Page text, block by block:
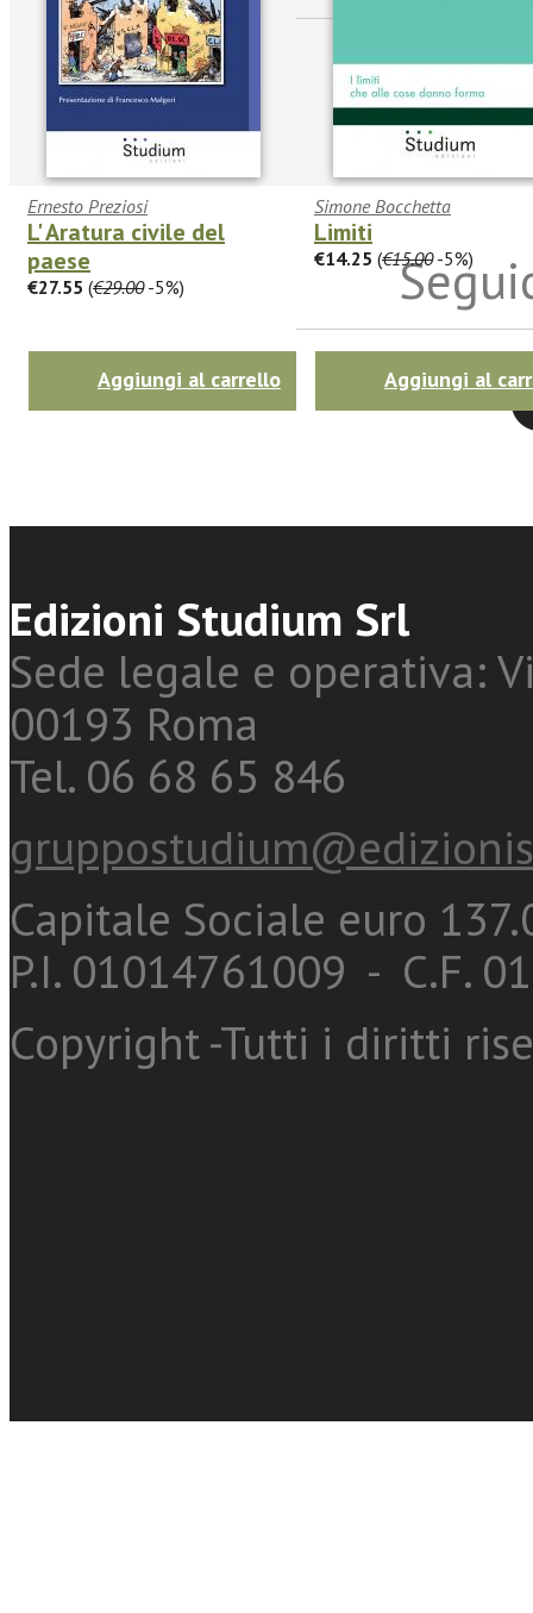
Ernesto Preziosi
L' Aratura civile del
paese
€27.55 (€29.00-5%)
Aggiungi al carrello
Simone Bocchetta
Limiti
€14.25 (€15.00-5%)
Aggiungi al
Edizioni Studium Srl
Sede legale e operativa:
00193 Roma
Tel. 06 68 65 846
Capitale Sociale euro
P.I. 01014761009 - C.F.
Copyright -Tutti i diritti